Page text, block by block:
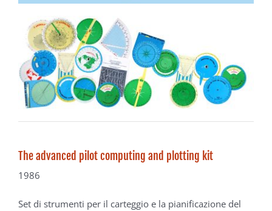
The advanced pilot computing and plotting kit
1986
Set di strumenti per il carteggio e la pianificazione del